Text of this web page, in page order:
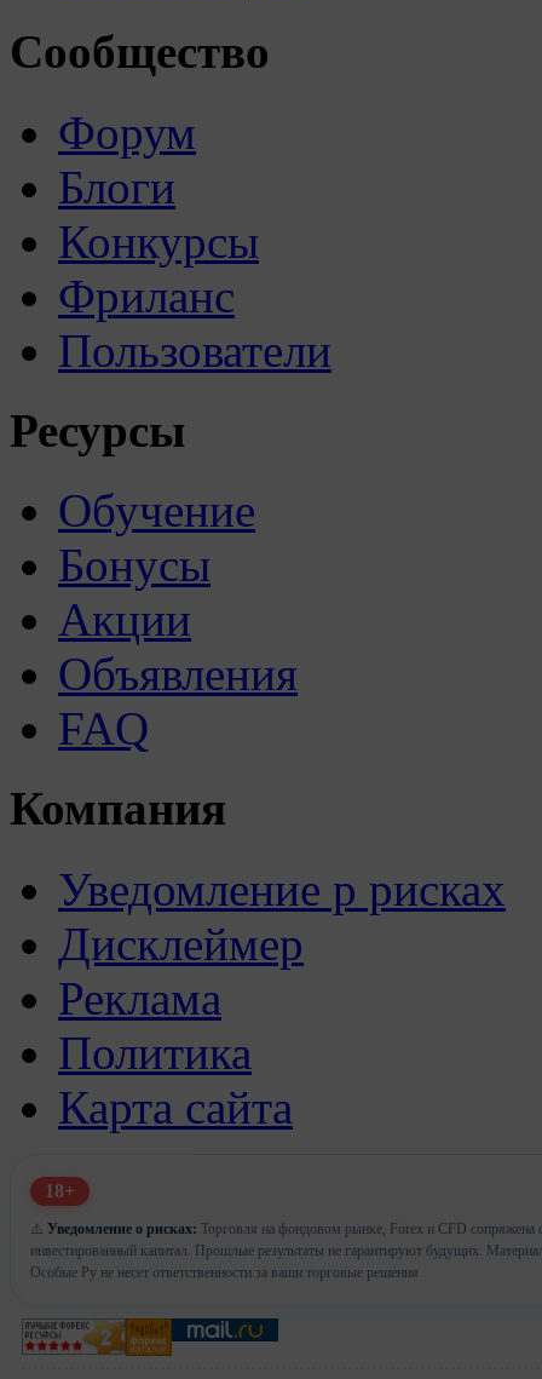
Сообщество
Форум
Блоги
Конкурсы
Фриланс
Пользователи
Ресурсы
Обучение
Бонусы
Акции
Объявления
FAQ
Компания
Уведомление р рисках
Дисклеймер
Реклама
Политика
Карта сайта
18+
⚠️ Уведомление о рисках: Торговля на фондовом рынке, Forex и CFD сопряжена
инвестированный капитал. Прошлые результаты не гарантируют будущих.
Особые Ру не несет ответственности за ваши торговые решения